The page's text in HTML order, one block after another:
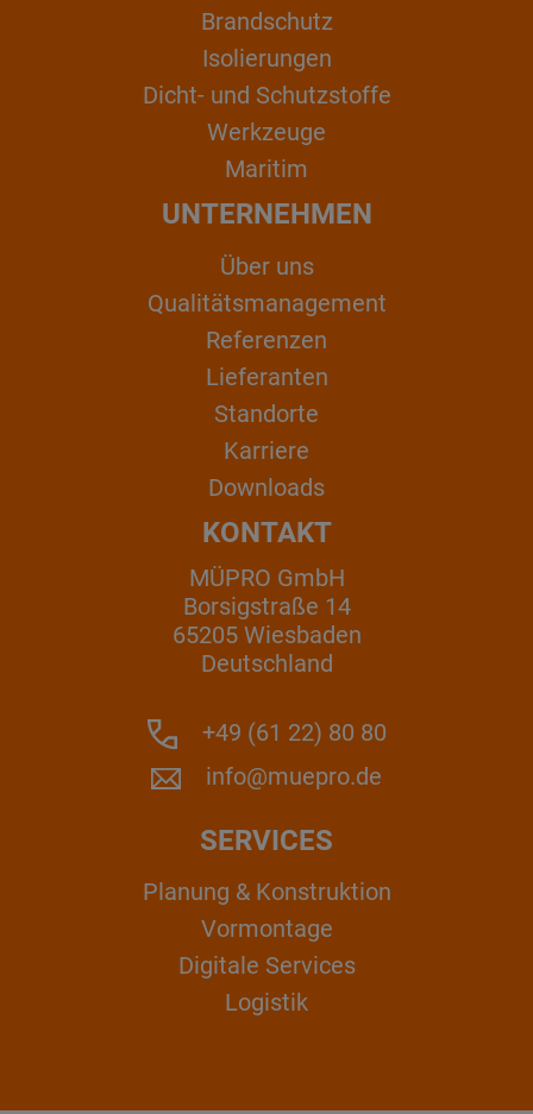
Brandschutz
Isolierungen
Dicht- und Schutzstoffe
Werkzeuge
Maritim
UNTERNEHMEN
Über uns
Qualitätsmanagement
Referenzen
Lieferanten
Standorte
Karriere
Downloads
KONTAKT
MÜPRO GmbH
Borsigstraße 14
65205 Wiesbaden
Deutschland
+49 (61 22) 80 80
info@muepro.de
SERVICES
Planung & Konstruktion
Vormontage
Digitale Services
Logistik